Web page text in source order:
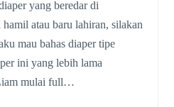
yang beredar di
atau baru lahiran, silakan
mau bahas diaper tipe
ini yang lebih lama
mulai full…